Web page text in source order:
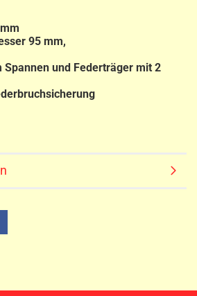
95 mm,
Spannen und Federträger mit 2